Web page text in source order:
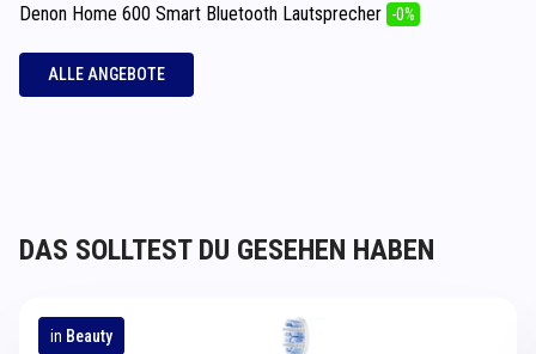
Denon Home 600 Smart Bluetooth Lautsprecher -0%
ALLE ANGEBOTE
DAS SOLLTEST DU GESEHEN HABEN
in Beauty